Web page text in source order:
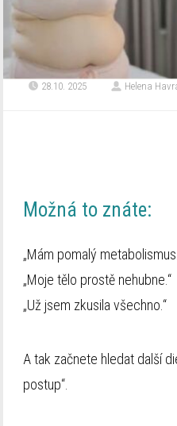
28.10. 2025 Helena
Možná to znáte:
„Mám pomalý
„Moje tělo prostě nehubne.“
„Už jsem zkusila všechno.“
A tak začnete hledat další
postup“.